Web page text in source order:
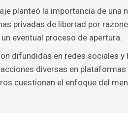
planteó la importancia de una
privadas de libertad por
eventual proceso de apertura.
difundidas en redes sociales
diversas en
cuestionan el enfoque del